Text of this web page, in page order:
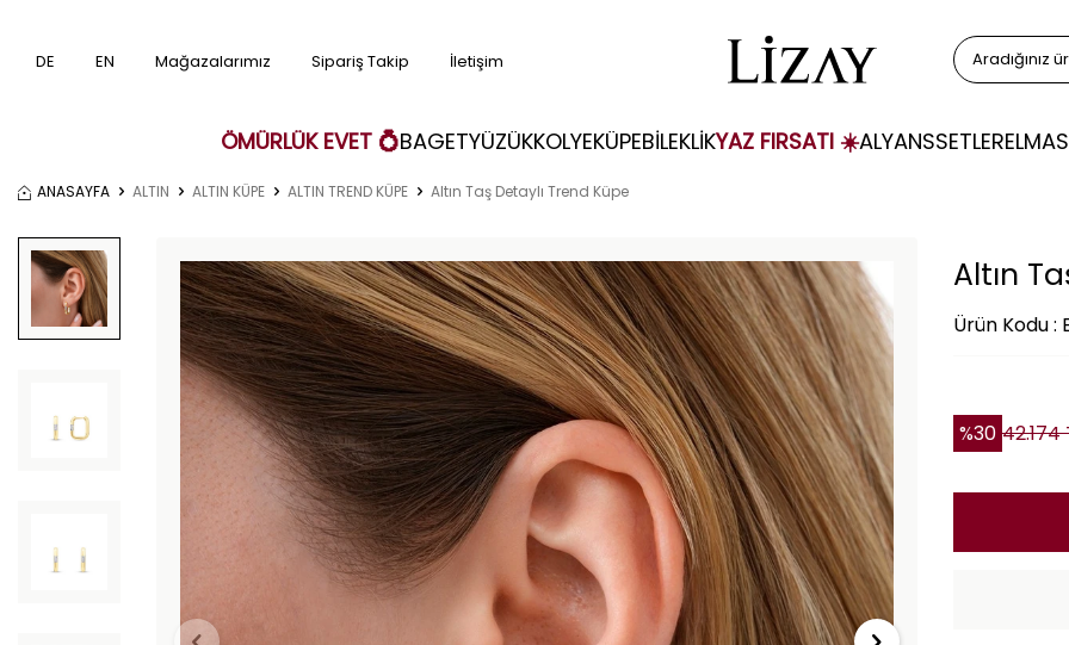
DE EN Mağazalarımız Sipariş Takip İletişim
ÖMÜRLÜK EVET 💍BAGETYÜZÜKKOLYEKÜPEBİLEKLİKYAZ FIRSATI ☀️ALYANSSETLERELMAS
ANASAYFA ALTIN ALTIN KÜPE ALTIN TREND KÜPE Altın Taş Detaylı Trend Küpe
Altın
Ürün Kodu :
%30 42.174